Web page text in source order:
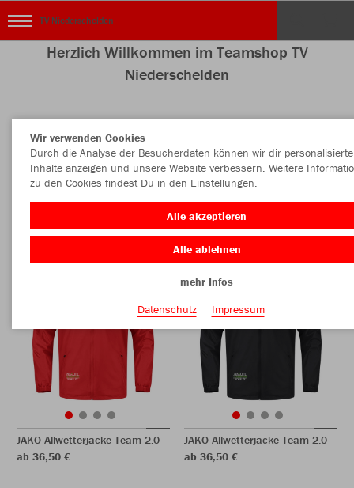
TV Niederschelden
Herzlich Willkommen im Teamshop TV
Niederschelden
Farbe
JAKO Allwetterjacke Team 2.0
ab 36,50 €
JAKO Allwetterjacke Team 2.0
ab 36,50 €
Wir verwenden Cookies
Durch die Analyse der Besucherdaten können wir dir personalisierte
Inhalte anzeigen und unsere Website verbessern. Weitere
zu den Cookies findest Du in den Einstellungen.
Alle akzeptieren
Alle ablehnen
mehr Infos
Datenschutz
Impressum